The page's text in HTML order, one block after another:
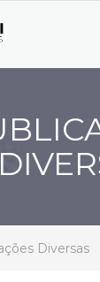
Diversas